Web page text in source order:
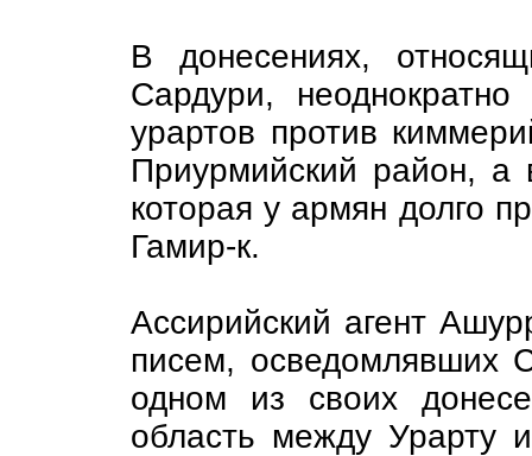
В донесениях,
Сардури,
урартов против
Приурмийский район, а
которая у армян долго
Гамир-к.
Ассирийский агент
писем, осведомлявших
одном из своих
область между Урарту